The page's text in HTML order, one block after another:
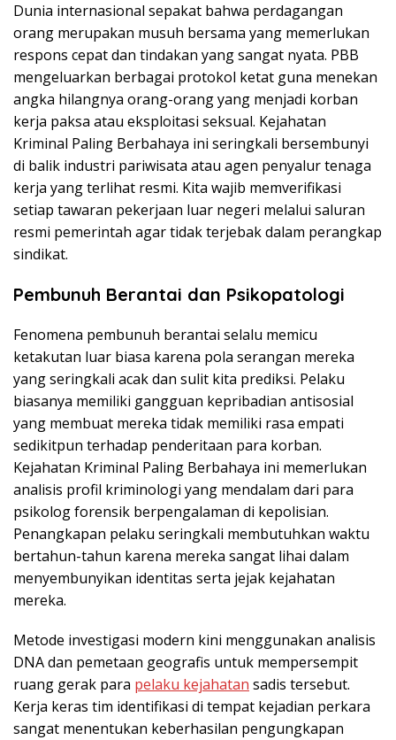
Dunia internasional sepakat bahwa perdagangan
orang merupakan musuh bersama yang memerlukan
respons cepat dan tindakan yang sangat nyata. PBB
mengeluarkan berbagai protokol ketat guna menekan
angka hilangnya orang-orang yang menjadi korban
kerja paksa atau eksploitasi seksual. Kejahatan
Kriminal Paling Berbahaya ini seringkali bersembunyi
di balik industri pariwisata atau agen penyalur tenaga
kerja yang terlihat resmi. Kita wajib memverifikasi
setiap tawaran pekerjaan luar negeri melalui saluran
resmi pemerintah agar tidak terjebak dalam perangkap
sindikat.
Pembunuh Berantai dan Psikopatologi
Fenomena pembunuh berantai selalu memicu
ketakutan luar biasa karena pola serangan mereka
yang seringkali acak dan sulit kita prediksi. Pelaku
biasanya memiliki gangguan kepribadian antisosial
yang membuat mereka tidak memiliki rasa empati
sedikitpun terhadap penderitaan para korban.
Kejahatan Kriminal Paling Berbahaya ini memerlukan
analisis profil kriminologi yang mendalam dari para
psikolog forensik berpengalaman di kepolisian.
Penangkapan pelaku seringkali membutuhkan waktu
bertahun-tahun karena mereka sangat lihai dalam
menyembunyikan identitas serta jejak kejahatan
mereka.
Metode investigasi modern kini menggunakan analisis
DNA dan pemetaan geografis untuk mempersempit
ruang gerak para pelaku kejahatan sadis tersebut.
Kerja keras tim identifikasi di tempat kejadian perkara
sangat menentukan keberhasilan pengungkapan